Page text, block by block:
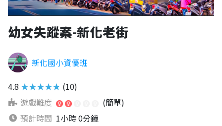
幼女失蹤案-新化老街
新化國小資優班
4.8 ★★★★★ (10)
遊戲難度
(簡單)
預計時間 1小時 0分鐘